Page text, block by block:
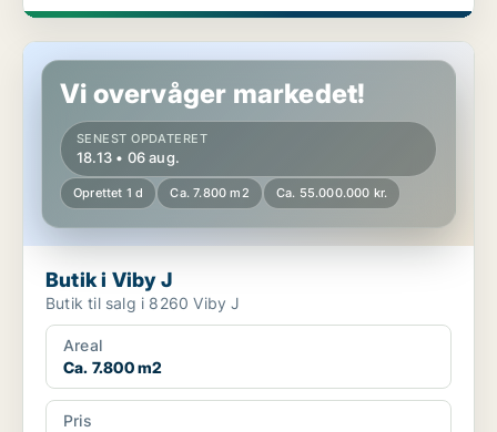
Butik i Viby J
Vi overvåger markedet!
SENEST OPDATERET
18.13 • 06 aug.
Oprettet 1 d Ca. 7.800 m2 Ca. 55.000.000 kr.
Butik i Viby J
Butik til salg i 8260 Viby J
Areal
Ca. 7.800 m2
Pris